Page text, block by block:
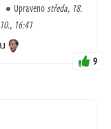
Upravenostředa, 18.
10., 16:41
9